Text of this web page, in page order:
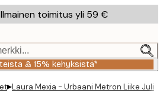
Ilmainen toimitus yli 59 €
& 15% kehyksistä*
▸Laura Mexia - Urbaani Metron Liike